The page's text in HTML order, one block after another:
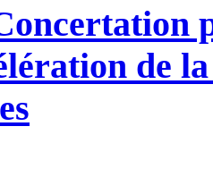
de